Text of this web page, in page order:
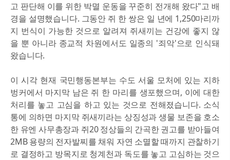
고 판단해 이를 위한 박멸 운동을 꾸준히 전개해 왔다"고 배
경을 설명했습니다. 그동안 쥐 한 쌍은 일 년에 1,250마리까
지 번식이 가능한 것으로 알려져 쥐새끼는 건강에 좋지 않
을 뿐 아니라 종교적 차원에서도 일종의 '죄악'으로 인식돼
왔습니다.
이 시각 현재 국민행동본부는 수도 서울 모처에 있는 지하
벙커에서 마지막 남은 쥐 한 마리를 생포했으며, 이에 대한
처리를 놓고 고심을 하고 있는 것으로 전해졌습니다. 소식
통에 의하면 마지막 쥐새끼라는 상징성과 생물 보존을 호소
한 유엔 사무총장과 쥐20 정상들의 간곡한 권고를 받아들여
2MB 용량의 전자발찌를 채워 자연 소멸할 때까지 관찰하기
로 결정하고 방목지로 청계천과 독도를 놓고 고심하는 것으